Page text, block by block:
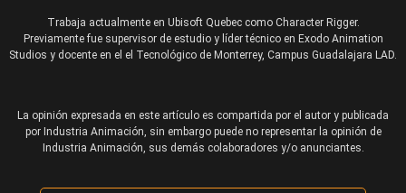
Trabaja actualmente en Ubisoft Quebec como Character Rigger.
Previamente fue supervisor de estudio y líder técnico en Exodo Animation
Studios y docente en el el Tecnológico de Monterrey, Campus Guadalajara LAD.
La opinión expresada en este artículo es compartida por el autor y publicada
por Industria Animación, sin embargo puede no representar la opinión de
Industria Animación, sus demás colaboradores y/o anunciantes.